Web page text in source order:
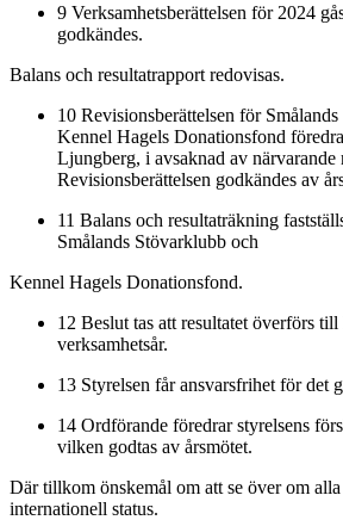
9 Verksamhetsberättelsen för 2024
godkändes.
Balans och resultatrapport redovisas.
10 Revisionsberättelsen för
Kennel Hagels Donationsfond
Ljungberg, i avsaknad av närvarande
Revisionsberättelsen godkändes av
11 Balans och resultaträkning
Smålands Stövarklubb och
Kennel Hagels Donationsfond.
12 Beslut tas att resultatet överförs
verksamhetsår.
13 Styrelsen får ansvarsfrihet för det
14 Ordförande föredrar styrelsens
vilken godtas av årsmötet.
Där tillkom önskemål om att se över om
internationell status.